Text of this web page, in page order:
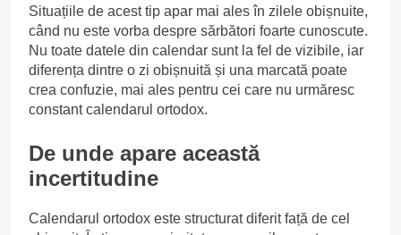
Situațiile de acest tip apar mai ales în zilele obișnuite,
când nu este vorba despre sărbători foarte cunoscute.
Nu toate datele din calendar sunt la fel de vizibile, iar
diferența dintre o zi obișnuită și una marcată poate
crea confuzie, mai ales pentru cei care nu urmăresc
constant calendarul ortodox.
De unde apare această
incertitudine
Calendarul ortodox este structurat diferit față de cel